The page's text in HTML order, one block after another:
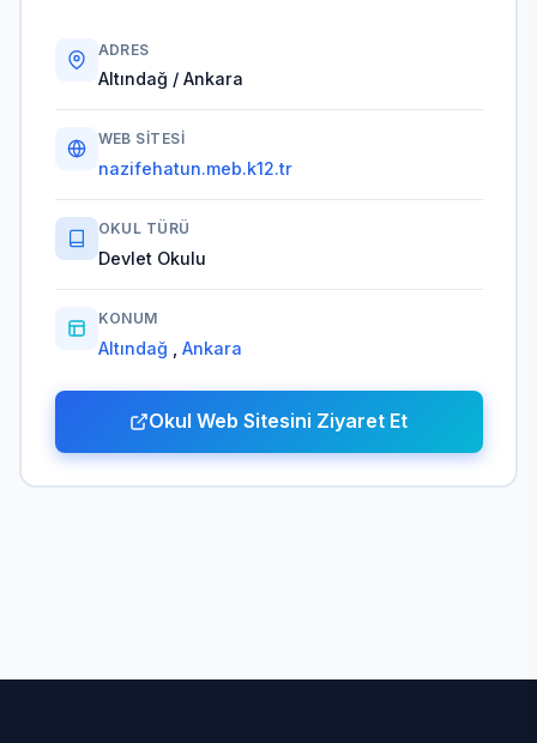
ADRES
Altındağ / Ankara
WEB SITESI
nazifehatun.meb.k12.tr
OKUL TÜRÜ
Devlet Okulu
KONUM
Altındağ Ankara
Okul Web Sitesini Ziyaret Et